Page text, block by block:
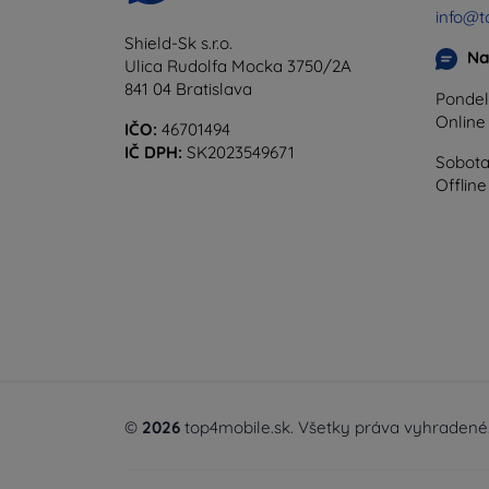
Shield-Sk s.r.o.
Ulica Rudolfa Mocka 3750/2A
841 04 Bratislava
IČO: 46701494
IČ DPH: SK2023549671
Online
Offline
© 2026 top4mobile.sk. Všetky práva